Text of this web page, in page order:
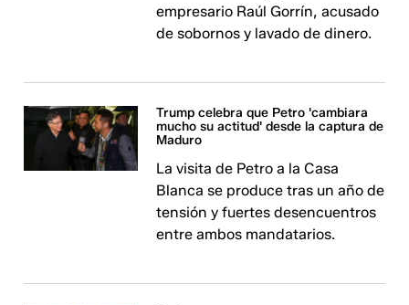
empresario Raúl Gorrín, acusado
de sobornos y lavado de dinero.
Trump celebra que Petro 'cambiara
mucho su actitud' desde la captura de
Maduro
La visita de Petro a la Casa
Blanca se produce tras un año de
tensión y fuertes desencuentros
entre ambos mandatarios.